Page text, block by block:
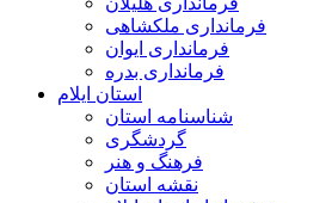
فرمانداری ملکشاهی
فرمانداری ایوان
فرمانداری بدره
استان ایلام
شناسنامه استان
گردشگری
فرهنگ و هنر
نقشه استان